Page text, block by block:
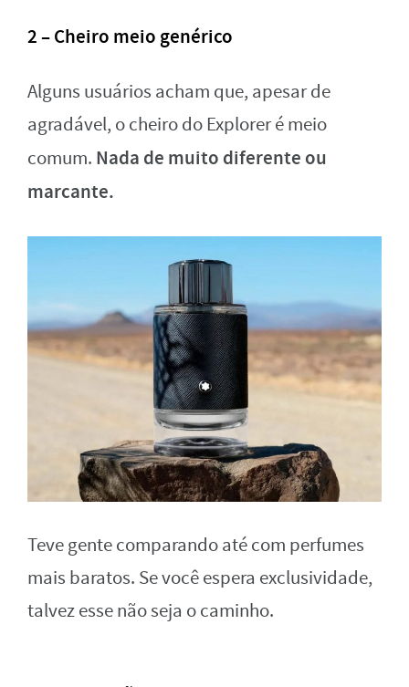
2 – Cheiro meio genérico
Alguns usuários acham que, apesar de
agradável, o cheiro do Explorer é meio
comum. Nada de muito diferente ou
marcante.
Teve gente comparando até com perfumes
mais baratos. Se você espera exclusividade,
talvez esse não seja o caminho.